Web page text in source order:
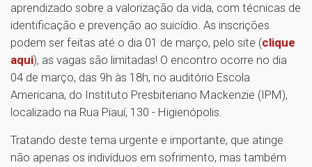
aprendizado sobre a valorização da vida, com técnicas de
identificação e prevenção ao suicídio. As inscrições
podem ser feitas até o dia 01 de março, pelo site (clique
aqui), as vagas são limitadas! O encontro ocorre no dia
04 de março, das 9h às 18h, no auditório Escola
Americana, do Instituto Presbiteriano Mackenzie (IPM),
localizado na Rua Piauí, 130 - Higienópolis.
Tratando deste tema urgente e importante, que atinge
não apenas os indivíduos em sofrimento, mas também